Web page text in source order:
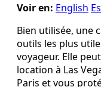
Voir en: English
Bien utilisée, une
outils les plus
voyageur. Elle
location à Las
Paris et vous